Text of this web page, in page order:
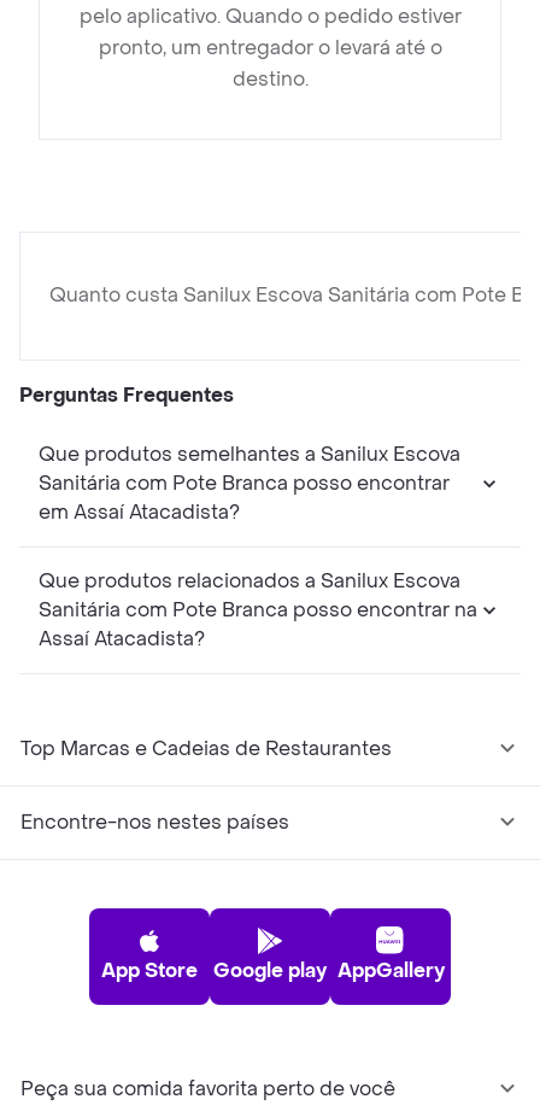
pelo aplicativo. Quando o pedido estiver
pronto, um entregador o levará até o
destino.
Quanto custa Sanilux Escova Sanitária com Pote
Perguntas Frequentes
Que produtos semelhantes a Sanilux Escova
Sanitária com Pote Branca posso encontrar
em Assaí Atacadista?
Que produtos relacionados a Sanilux Escova
Sanitária com Pote Branca posso encontrar na
Assaí Atacadista?
Top Marcas e Cadeias de Restaurantes
Encontre-nos nestes países
App Store Google play AppGallery
Peça sua comida favorita perto de você